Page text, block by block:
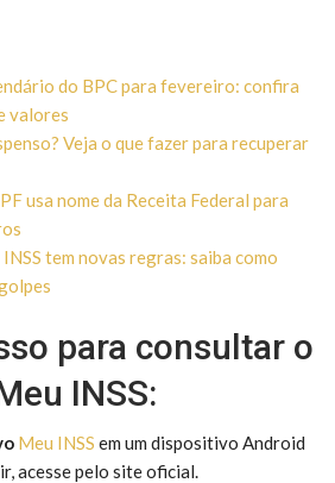
do BPC para fevereiro: confira
valores
Veja o que fazer para recuperar
usa nome da Receita Federal para
tem novas regras: saiba como
para consultar o
INSS:
Meu INSS em um dispositivo Android
acesse pelo site oficial.